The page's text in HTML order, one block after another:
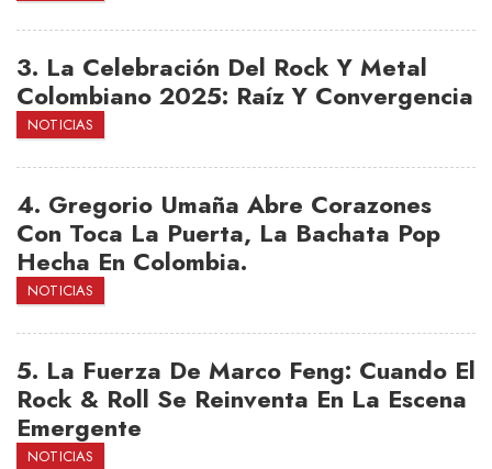
3. La Celebración Del Rock Y Metal
Colombiano 2025: Raíz Y Convergencia
NOTICIAS
4. Gregorio Umaña Abre Corazones
Con Toca La Puerta, La Bachata Pop
Hecha En Colombia.
NOTICIAS
5. La Fuerza De Marco Feng: Cuando El
Rock & Roll Se Reinventa En La Escena
Emergente
NOTICIAS